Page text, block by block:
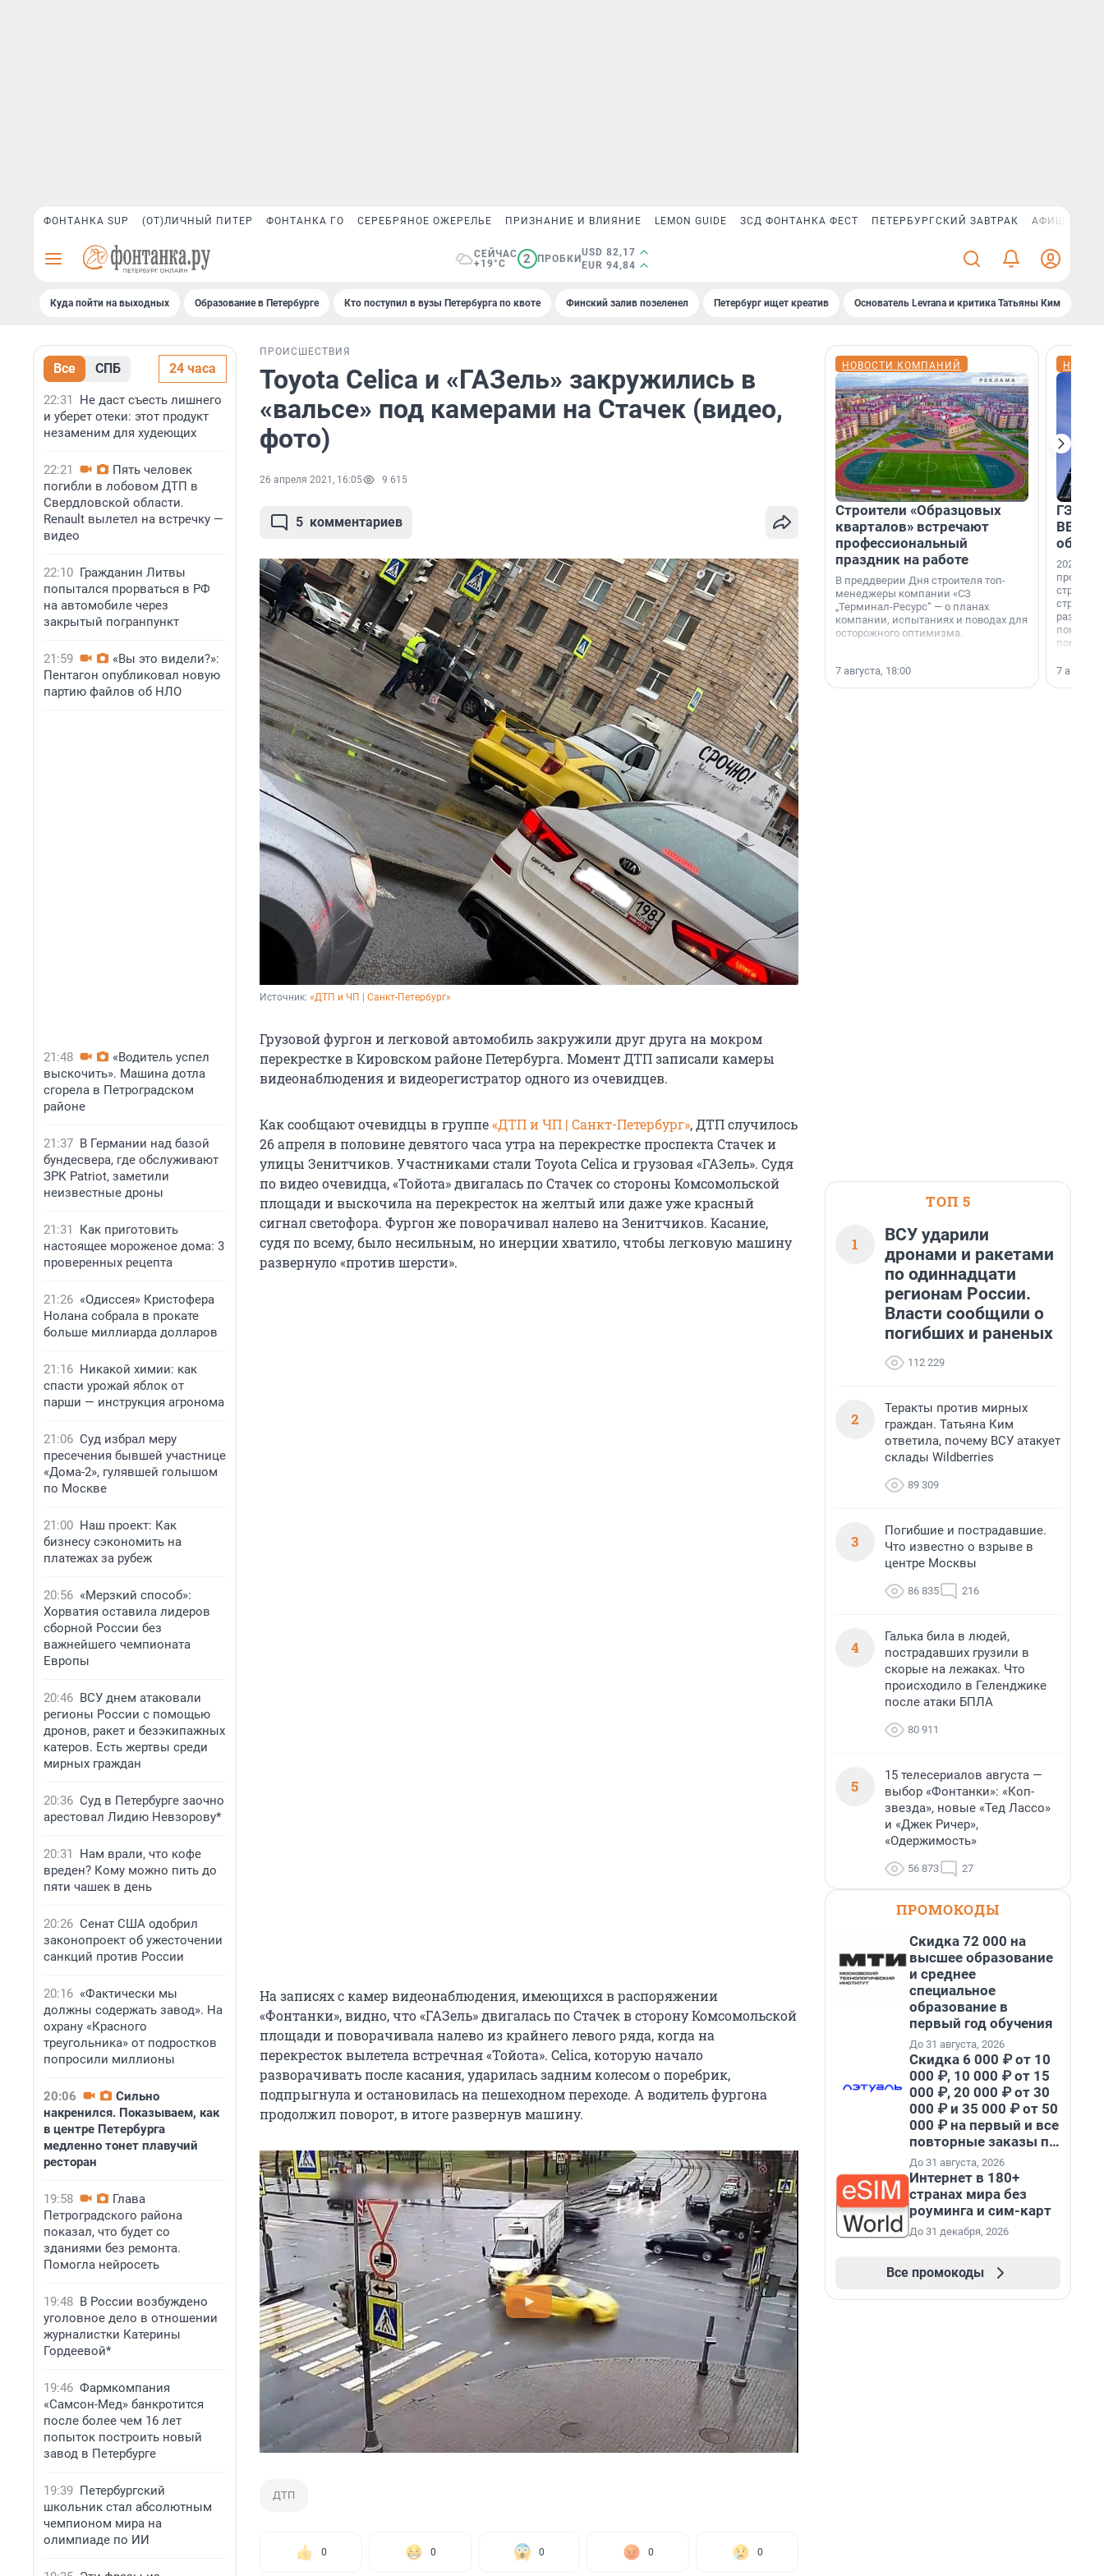
ФОНТАНКА SUP (ОТ)ЛИЧНЫЙ ПИТЕР ФОНТАНКА ГО СЕРЕБРЯНОЕ ОЖЕРЕЛЬЕ ПРИЗНАНИЕ И ВЛИЯНИЕ LEMON GUIDE ЗСД ФОНТАНКА ФЕСТ ПЕТЕРБУРГСКИЙ ЗАВТРАК АФИША PLUS
СЕЙЧАС
+19°C
2 ПРОБКИ
USD 82,17
EUR 94,84
Куда пойти на выходных Образование в Петербурге Кто поступил в вузы Петербурга по квоте Финский залив позеленел Петербург ищет креатив Основатель Levrana и критика Татьяны Ким
Все СПБ 24 часа
22:31
Не даст съесть лишнего
и уберет отеки: этот продукт
незаменим для худеющих
22:21
Пять человек
погибли в лобовом ДТП в
Свердловской области.
Renault вылетел на встречку —
видео
22:10 Гражданин Литвы
попытался прорваться в РФ
на автомобиле через
закрытый погранпункт
21:59
«Вы это видели?»:
Пентагон опубликовал новую
партию файлов об НЛО
21:48
«Водитель успел
выскочить». Машина дотла
сгорела в Петроградском
районе
21:37 В Германии над базой
бундесвера, где обслуживают
ЗРК Patriot, заметили
неизвестные дроны
21:31
Как приготовить
настоящее мороженое дома: 3
проверенных рецепта
21:26 «Одиссея» Кристофера
Нолана собрала в прокате
больше миллиарда долларов
21:16 Никакой химии: как
спасти урожай яблок от
парши — инструкция агронома
21:06 Суд избрал меру
пресечения бывшей участнице
«Дома-2», гулявшей голышом
по Москве
21:00 Наш проект: Как
бизнесу сэкономить на
платежах за рубеж
20:56 «Мерзкий способ»:
Хорватия оставила лидеров
сборной России без
важнейшего чемпионата
Европы
20:46 ВСУ днем атаковали
регионы России с помощью
дронов, ракет и безэкипажных
катеров. Есть жертвы среди
мирных граждан
20:36 Суд в Петербурге заочно
арестовал Лидию Невзорову*
20:31
Нам врали, что кофе
вреден? Кому можно пить до
пяти чашек в день
20:26 Сенат США одобрил
законопроект об ужесточении
санкций против России
20:16 «Фактически мы
должны содержать завод». На
охрану «Красного
треугольника» от подростков
попросили миллионы
20:06
Сильно
накренился. Показываем, как
в центре Петербурга
медленно тонет плавучий
ресторан
19:58
Глава
Петроградского района
показал, что будет со
зданиями без ремонта.
Помогла нейросеть
19:48 В России возбуждено
уголовное дело в отношении
журналистки Катерины
Гордеевой*
19:46 Фармкомпания
«Самсон-Мед» банкротится
после более чем 16 лет
попыток построить новый
завод в Петербурге
19:39 Петербургский
школьник стал абсолютным
чемпионом мира на
олимпиаде по ИИ
ПРОИСШЕСТВИЯ
Toyota Сelica и «ГАЗель» закружились в
«вальсе» под камерами на Стачек (видео,
фото)
26 апреля 2021, 16:05 9 615
5 комментариев
Источник: «ДТП и ЧП | Санкт-Петербург»
Грузовой фургон и легковой автомобиль закружили друг друга на мокром
перекрестке в Кировском районе Петербурга. Момент ДТП записали камеры
видеонаблюдения и видеорегистратор одного из очевидцев.
Как сообщают очевидцы в группе«ДТП и ЧП | Санкт-Петербург», ДТП случилось
26 апреля в половине девятого часа утра на перекрестке проспекта Стачек и
улицы Зенитчиков. Участниками стали Toyota Сelica и грузовая «ГАЗель». Судя
по видео очевидца, «Тойота» двигалась по Стачек со стороны Комсомольской
площади и выскочила на перекресток на желтый или даже уже красный
сигнал светофора. Фургон же поворачивал налево на Зенитчиков. Касание,
судя по всему, было несильным, но инерции хватило, чтобы легковую машину
развернуло «против шерсти».
На записях с камер видеонаблюдения, имеющихся в распоряжении
«Фонтанки», видно, что «ГАЗель» двигалась по Стачек в сторону Комсомольской
площади и поворачивала налево из крайнего левого ряда, когда на
перекресток вылетела встречная «Тойота». Сelica, которую начало
разворачивать после касания, ударилась задним колесом о поребрик,
подпрыгнула и остановилась на пешеходном переходе. А водитель фургона
продолжил поворот, в итоге развернув машину.
ДТП
0 0 0 0 0
НОВОСТИ КОМПАНИЙ
Строители «Образцовых
кварталов» встречают
профессиональный
праздник на работе
В преддверии Дня строителя топ-
менеджеры компании «СЗ
„Терминал-Ресурс“ — о планах
компании, испытаниях и поводах для
осторожного оптимизма.
7 августа, 18:00
ГЭС,
ВВП: в
об
2026-й —
раз. В
7
ТОП 5
1
ВСУ ударили
дронами и ракетами
по одиннадцати
регионам России.
Власти сообщили о
погибших и раненых
112 229
2
Теракты против мирных
граждан. Татьяна Ким
ответила, почему ВСУ атакует
склады Wildberries
89 309
3
Погибшие и пострадавшие.
Что известно о взрыве в
центре Москвы
86 835 216
4
Галька била в людей,
пострадавших грузили в
скорые на лежаках. Что
происходило в Геленджике
после атаки БПЛА
80 911
5
15 телесериалов августа —
выбор «Фонтанки»: «Коп-
звезда», новые «Тед Лассо»
и «Джек Ричер»,
«Одержимость»
56 873 27
ПРОМОКОДЫ
Скидка 72 000 на
высшее образование
и среднее
специальное
образование в
первый год обучения
До 31 августа, 2026
Скидка 6 000 ₽ от 10
000 ₽, 10 000 ₽ от 15
000 ₽, 20 000 ₽ от 30
000 ₽ и 35 000 ₽ от 50
000 ₽ на первый и все
повторные заказы по
промокоду НАБЕРИ
До 31 августа, 2026
Интернет в 180+
странах мира без
роуминга и сим-карт
До 31 декабря, 2026
Все промокоды